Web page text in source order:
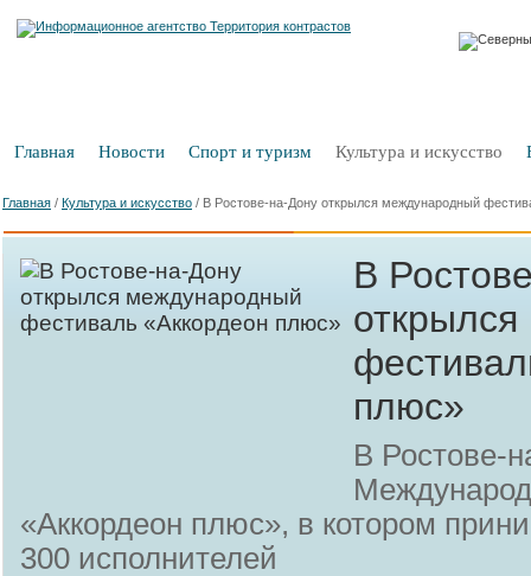
Главная Новости Спорт и туризм Культура и искусство
Главная / Культура и искусство / В Ростове-на-Дону открылся международный
В
плюс»
В Ростове-
«Аккордеон плюс», в котором
300 исполнителей